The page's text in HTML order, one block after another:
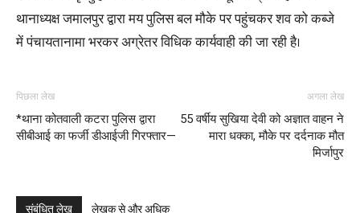
थानाध्यक्ष जमालपुर द्वारा मय पुलिस बल मौके पर पहुंचकर शव को कब्जे
में पंचायतानामा भरकर अग्रेतर विधिक कार्यवाही की जा रही है।
पिछला लेख
*थाना कोतवाली कटरा पुलिस द्वारा
सीबीआई का फर्जी डीआईजी गिरफ्तार—
अगला लेख
55 वर्षीय सुखिया देवी को अज्ञात वाहन ने
मारा धक्का, मौके पर दर्दनाक मौत
मिर्जापुर
संबंधित लेख लेखक से और अधिक